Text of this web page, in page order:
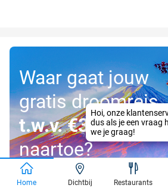
Waar gaat jouw
gratis droomreis
t.w.v. €3.000
naartoe?
Doe mee!
Home Dichtbij Restaurants